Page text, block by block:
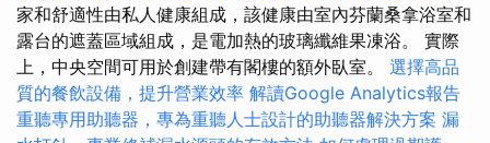
家和舒適性由私人健康組成，該健康由室內芬蘭桑拿浴室和
露台的遮蓋區域組成，是電加熱的玻璃纖維果凍浴。 實際
上，中央空間可用於創建帶有閣樓的額外臥室。 選擇高品
質的餐飲設備，提升營業效率 解讀Google Analytics報告
重聽專用助聽器，專為重聽人士設計的助聽器解決方案 漏